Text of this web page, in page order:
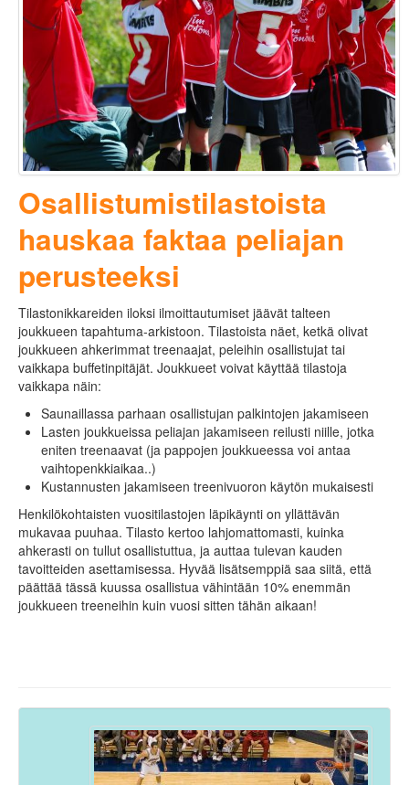
Osallistumistilastoista
hauskaa faktaa peliajan
perusteeksi
Tilastonikkareiden iloksi ilmoittautumiset jäävät talteen
joukkueen tapahtuma-arkistoon. Tilastoista näet, ketkä olivat
joukkueen ahkerimmat treenaajat, peleihin osallistujat tai
vaikkapa buffetinpitäjät. Joukkueet voivat käyttää tilastoja
vaikkapa näin:
Saunaillassa parhaan osallistujan palkintojen jakamiseen
Lasten joukkueissa peliajan jakamiseen reilusti niille, jotka
eniten treenaavat (ja pappojen joukkueessa voi antaa
vaihtopenkkiaikaa..)
Kustannusten jakamiseen treenivuoron käytön mukaisesti
Henkilökohtaisten vuositilastojen läpikäynti on yllättävän
mukavaa puuhaa. Tilasto kertoo lahjomattomasti, kuinka
ahkerasti on tullut osallistuttua, ja auttaa tulevan kauden
tavoitteiden asettamisessa. Hyvää lisätsemppiä saa siitä, että
päättää tässä kuussa osallistua vähintään 10% enemmän
joukkueen treeneihin kuin vuosi sitten tähän aikaan!